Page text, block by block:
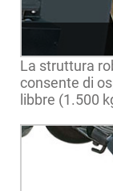
La struttura
consente di
libbre (1.500